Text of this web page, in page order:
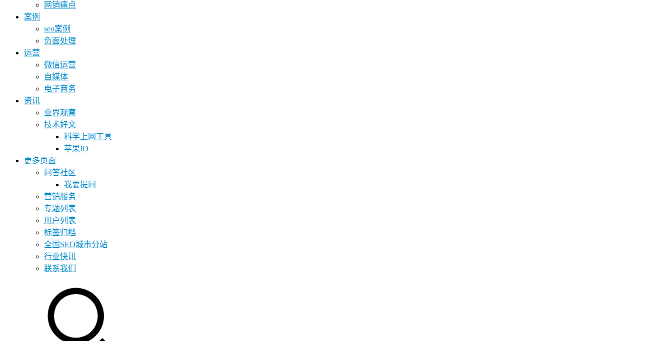
网销痛点
案例
seo案例
负面处理
运营
微信运营
自媒体
电子商务
资讯
业界观察
技术好文
科学上网工具
苹果ID
更多页面
问答社区
我要提问
营销服务
专题列表
用户列表
标签归档
全国SEO城市分站
行业快讯
联系我们